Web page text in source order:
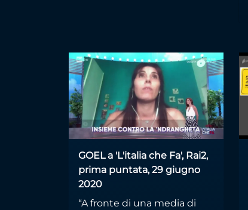
GOEL a 'L'italia che Fa', Rai2,
prima puntata, 29 giugno
2020
“A fronte di una media di